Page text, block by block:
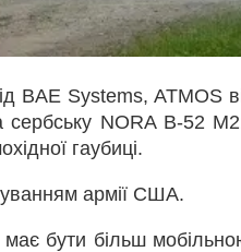
BAE Systems, ATMOS
сербську NORA B-52
гаубиці.
армії США.
має бути більш